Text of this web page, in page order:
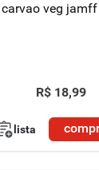
carvao veg
R$ 18,99
lista